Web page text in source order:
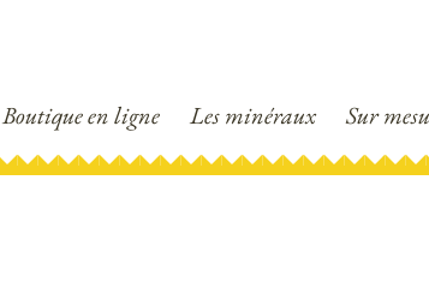
Boutique en ligne Les minéraux Sur